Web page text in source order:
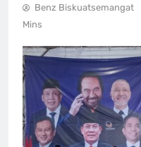
Benz Biskuatsemangat
Mins